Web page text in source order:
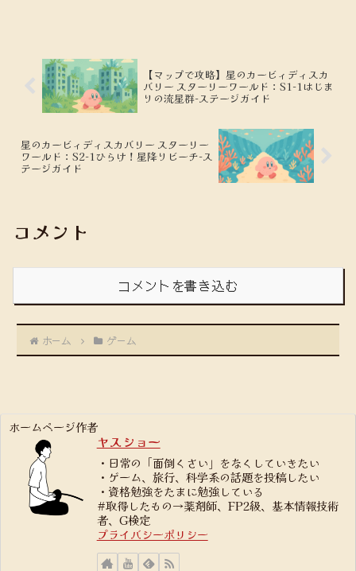
【マップで攻略】星のカービィディスカ
バリー スターリーワールド：S1-1はじま
りの流星群-ステージガイド
星のカービィディスカバリー スターリー
ワールド：S2-1ひらけ！星降りビーチ-ス
テージガイド
コメント
コメントを書き込む
ホーム ゲーム
ホームページ作者
ヤスショー
・日常の「面倒くさい」をなくしていきたい
・ゲーム、旅行、科学系の話題を投稿したい
・資格勉強をたまに勉強している
#取得したもの→薬剤師、FP2級、基本情報技術
者、G検定
プライバシーポリシー